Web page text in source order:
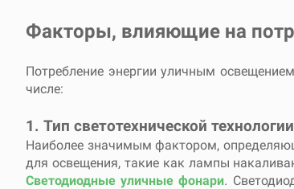
Факторы, влияющие на
Потребление энергии уличным
числе:
1. Тип светотехнической технологии
Наиболее значимым фактором,
для освещения, такие как лампы
Светодиодные уличные фонари.